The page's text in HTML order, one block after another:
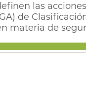
las
de
materia de